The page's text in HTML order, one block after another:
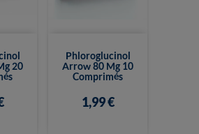
20
Phloroglucinol
Arrow 80 Mg 10
Comprimés
1,99 €